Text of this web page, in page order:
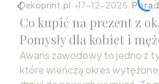
Dekoprint.pl 17-12-2025
Co kupić na prezent z
Pomysły dla kobiet i
Awans zawodowy to jedno z
które wieńczą okres